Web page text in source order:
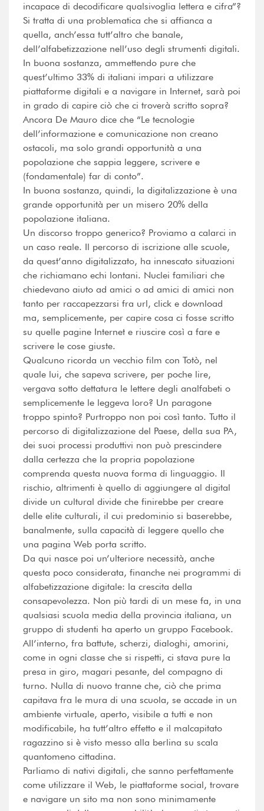
incapace di decodificare qualsivoglia lettera e cifra”?
Si tratta di una problematica che si affianca a
quella, anch’essa tutt’altro che banale,
dell’alfabetizzazione nell’uso degli strumenti digitali.
In buona sostanza, ammettendo pure che
quest’ultimo 33% di italiani impari a utilizzare
piattaforme digitali e a navigare in Internet, sarà poi
in grado di capire ciò che ci troverà scritto sopra?
Ancora De Mauro dice che “Le tecnologie
dell’informazione e comunicazione non creano
ostacoli, ma solo grandi opportunità a una
popolazione che sappia leggere, scrivere e
(fondamentale) far di conto”.
In buona sostanza, quindi, la digitalizzazione è una
grande opportunità per un misero 20% della
popolazione italiana.
Un discorso troppo generico? Proviamo a calarci in
un caso reale. Il percorso di iscrizione alle scuole,
da quest’anno digitalizzato, ha innescato situazioni
che richiamano echi lontani. Nuclei familiari che
chiedevano aiuto ad amici o ad amici di amici non
tanto per raccapezzarsi fra url, click e download
ma, semplicemente, per capire cosa ci fosse scritto
su quelle pagine Internet e riuscire così a fare e
scrivere le cose giuste.
Qualcuno ricorda un vecchio film con Totò, nel
quale lui, che sapeva scrivere, per poche lire,
vergava sotto dettatura le lettere degli analfabeti o
semplicemente le leggeva loro? Un paragone
troppo spinto? Purtroppo non poi così tanto. Tutto il
percorso di digitalizzazione del Paese, della sua PA,
dei suoi processi produttivi non può prescindere
dalla certezza che la propria popolazione
comprenda questa nuova forma di linguaggio. Il
rischio, altrimenti è quello di aggiungere al digital
divide un cultural divide che finirebbe per creare
delle elite culturali, il cui predominio si baserebbe,
banalmente, sulla capacità di leggere quello che
una pagina Web porta scritto.
Da qui nasce poi un’ulteriore necessità, anche
questa poco considerata, finanche nei programmi di
alfabetizzazione digitale: la crescita della
consapevolezza. Non più tardi di un mese fa, in una
qualsiasi scuola media della provincia italiana, un
gruppo di studenti ha aperto un gruppo Facebook.
All’interno, fra battute, scherzi, dialoghi, amorini,
come in ogni classe che si rispetti, ci stava pure la
presa in giro, magari pesante, del compagno di
turno. Nulla di nuovo tranne che, ciò che prima
capitava fra le mura di una scuola, se accade in un
ambiente virtuale, aperto, visibile a tutti e non
modificabile, ha tutt’altro effetto e il malcapitato
ragazzino si è visto messo alla berlina su scala
quantomeno cittadina.
Parliamo di nativi digitali, che sanno perfettamente
come utilizzare il Web, le piattaforme social, trovare
e navigare un sito ma non sono minimamente